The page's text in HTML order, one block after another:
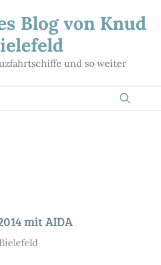
Blog von Knud
und so weiter
mit AIDA